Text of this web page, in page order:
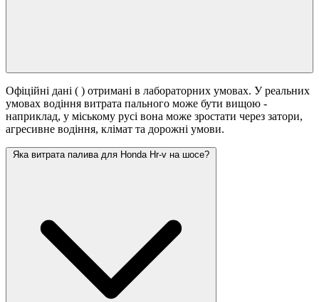
Офіційні дані ( ) отримані в лабораторних умовах. У реальних
умовах водіння витрата пального може бути вищою -
наприклад, у міському русі вона може зростати через затори,
агресивне водіння, клімат та дорожні умови.
Яка витрата палива для Honda Hr-v на шосе?